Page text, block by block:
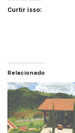
Curtir isso:
Relacionado